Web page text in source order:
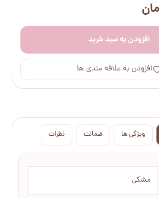
افزودن به سبد خرید
افزودن به علاقه مندی ها
ویژگی ها ضمانت نظرات
مشکی